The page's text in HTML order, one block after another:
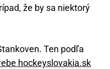
že by sa niektorý
Ten podľa
hockeyslovakia.sk